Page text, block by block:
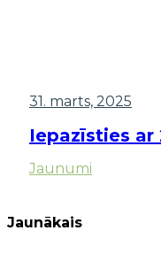
31. marts, 2025
Iepazīsties
Jaunumi
Jaunākais